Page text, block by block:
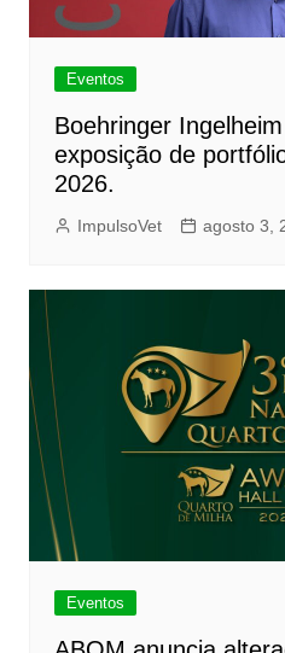
Eventos
Boehringer
exposição de
2026.
ImpulsoVet agosto 3,
Eventos